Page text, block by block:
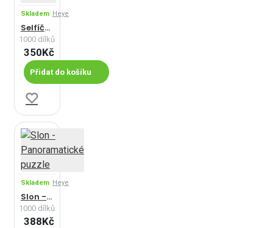
Skladem Heye
Selfíčko
1000 dílků
350Kč
Přidat do košíku
Skladem Heye
Slon - Panoramatické puzzle
1000 dílků
388Kč